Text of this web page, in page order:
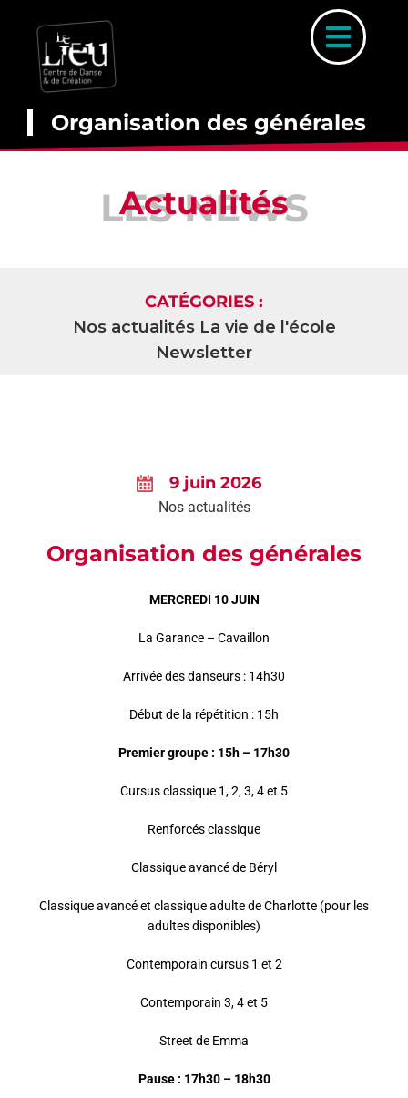
content
Toggle
Organisation des générales
Organisation des générales
MERCREDI 10 JUIN
La Garance – Cavaillon
Arrivée des danseurs : 14h30
Début de la répétition : 15h
Premier groupe : 15h – 17h30
Cursus classique 1, 2, 3, 4 et 5
Renforcés classique
Classique avancé de Béryl
Classique avancé et classique adulte de Charlotte (pour les
adultes disponibles)
Contemporain cursus 1 et 2
Contemporain 3, 4 et 5
Street de Emma
Pause : 17h30 – 18h30
9 juin 2026
Nos actualités
LES NEWS
Actualités
CATÉGORIES :
Nos actualités La vie de l'école
Newsletter